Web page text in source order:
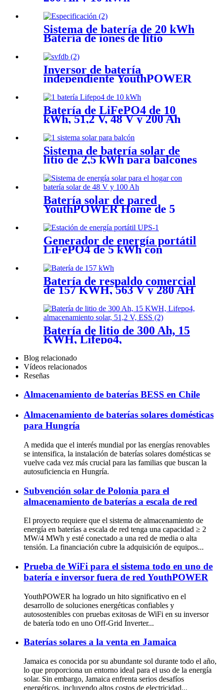
Sistema de batería de 20 kWh
Batería de iones de litio
Inversor de batería
independiente YouthPOWER
Batería de LiFePO4 de 10
kWh, 51,2 V, 48 V y 200 Ah
Sistema de batería solar de
litio de 2,5 kWh para balcones
Batería solar de pared
YouthPOWER Home de 5
Generador de energía portátil
LiFePO4 de 5 kWh con
Batería de respaldo comercial
de 157 KWH, 563 V y 280 AH
Batería de litio de 300 Ah, 15
KWH, Lifepo4,
almacenamiento solar, 51,2 V,
ESS
Blog relacionado
Vídeos relacionados
Reseñas
Almacenamiento de baterías BESS en Chile
Almacenamiento de baterías solares domésticas
para Hungría
A medida que el interés mundial por las energías renovables
se intensifica, la instalación de baterías solares domésticas se
vuelve cada vez más crucial para las familias que buscan la
autosuficiencia en Hungría.
Subvención solar de Polonia para el
almacenamiento de baterías a escala de red
El proyecto requiere que el sistema de almacenamiento de
energía en baterías a escala de red tenga una capacidad ≥ 2
MW/4 MWh y esté conectado a una red de media o alta
tensión. La financiación cubre la adquisición de equipos...
Prueba de WiFi para el sistema todo en uno de
batería e inversor fuera de red YouthPOWER
YouthPOWER ha logrado un hito significativo en el
desarrollo de soluciones energéticas confiables y
autosostenibles con pruebas exitosas de WiFi en su inversor
de batería todo en uno Off-Grid Inverter...
Baterías solares a la venta en Jamaica
Jamaica es conocida por su abundante sol durante todo el año,
lo que proporciona un entorno ideal para el uso de la energía
solar. Sin embargo, Jamaica enfrenta serios desafíos
energéticos, incluyendo altos costos de electricidad...